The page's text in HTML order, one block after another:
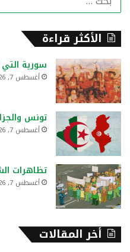
الأكثر قراءة
سورية التي
أغسطس 7, 2026
تونس
أغسطس 7, 2026
تظاهرات
أغسطس 7, 2026
أخر المقالات